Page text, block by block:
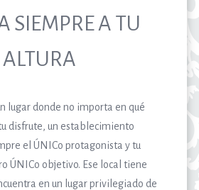
SIEMPRE A TU
ALTURA
lugar donde no importa en qué
disfrute, un establecimiento
el ÚNICo protagonista y tu
ÚNICo objetivo. Ese local tiene
en un lugar privilegiado de